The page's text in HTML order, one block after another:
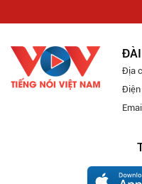
ĐÀI
Địa
Điện